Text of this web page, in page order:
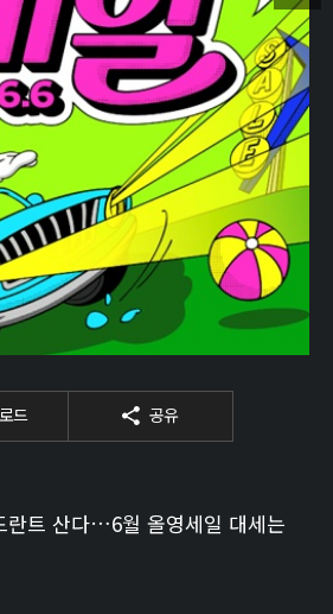
드 공유
란트 산다…6월 올영세일 대세는